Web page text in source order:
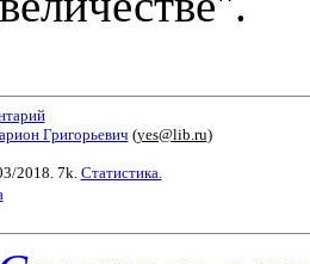
Григорьевич (yes@lib.ru)
2018. 7k.Статистика.